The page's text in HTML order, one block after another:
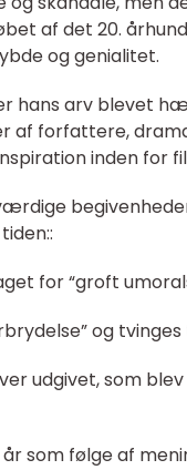
af det 20.
og genialitet.
hans arv blevet
af forfattere,
inden for
for “groft
og
udgivet, som
år som følge af